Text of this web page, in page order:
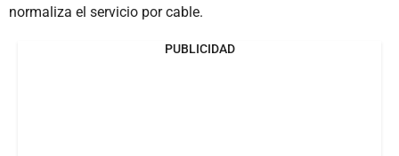
normaliza el servicio por cable.
PUBLICIDAD